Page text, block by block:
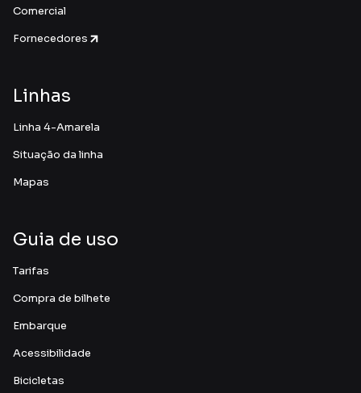
Comercial
Fornecedores
Linhas
Linha 4-Amarela
Situação da linha
Mapas
Guia de uso
Tarifas
Compra de bilhete
Embarque
Acessibilidade
Bicicletas